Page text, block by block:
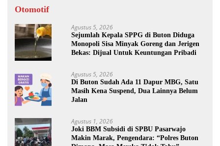
Otomotif
Agustus 5, 2026
Sejumlah Kepala SPPG di Buton Diduga
Monopoli Sisa Minyak Goreng dan Jerigen
Bekas: Dijual Untuk Keuntungan Pribadi
Agustus 5, 2026
Di Buton Sudah Ada 11 Dapur MBG, Satu
Masih Kena Suspend, Dua Lainnya Belum
Jalan
Agustus 1, 2026
Joki BBM Subsidi di SPBU Pasarwajo
Makin Marak, Pengendara: “Polres Buton